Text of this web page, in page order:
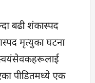
बढी शंकास्पद
मृत्युका घटना
पीडितमध्ये एक